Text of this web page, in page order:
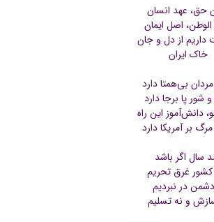
حق، عهد انسان
اصل ایمان
از دل و جان
خاک ایران
مردان بی‌همتا دارد
شور پا برجا دارد
دانش‌آموز این راه
مرگ بر آمريکا دارد
سال اگر باشد
کشور غرق تحریم
دشمن در نبردیم
و نه تسلیم